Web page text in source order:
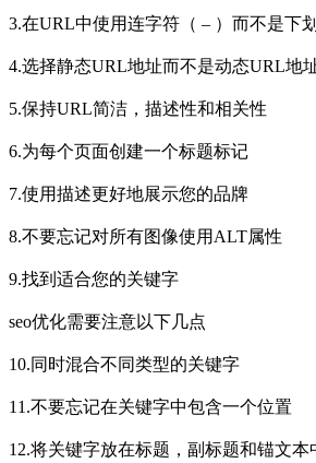
3.在URL中使用连字符（ – ）而不是下划
4.选择静态URL地址而不是动态URL地
5.保持URL简洁，描述性和相关性
6.为每个页面创建一个标题标记
7.使用描述更好地展示您的品牌
8.不要忘记对所有图像使用ALT属性
9.找到适合您的关键字
seo优化需要注意以下几点
10.同时混合不同类型的关键字
11.不要忘记在关键字中包含一个位置
12.将关键字放在标题，副标题和锚文本